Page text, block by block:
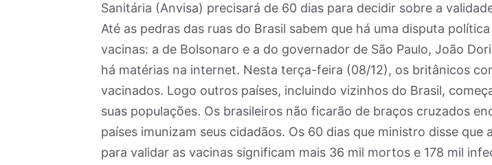
Sanitária (Anvisa) precisará de 60 dias para decidir sobre a
Até as pedras das ruas do Brasil sabem que há uma disputa
vacinas: a de Bolsonaro e a do governador de São Paulo, João
há matérias na internet. Nesta terça-feira (08/12), os britânicos
vacinados. Logo outros países, incluindo vizinhos do Brasil,
suas populações. Os brasileiros não ficarão de braços cruzados
países imunizam seus cidadãos. Os 60 dias que ministro disse que
para validar as vacinas significam mais 36 mil mortos e 178 mil